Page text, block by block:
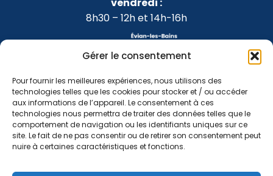
Gérer le consentement
Pour fournir les meilleures expériences, nous utilisons des
technologies telles que les cookies pour stocker et / ou accéder
aux informations de l’appareil. Le consentement à ces
technologies nous permettra de traiter des données telles que le
comportement de navigation ou les identifiants uniques sur ce
site. Le fait de ne pas consentir ou de retirer son consentement peut
nuire à certaines caractéristiques et fonctions.
8h30 – 12h et 14h-16h